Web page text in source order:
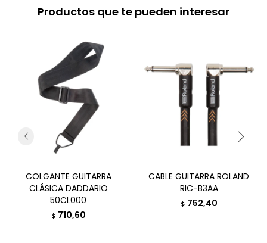
Productos que te pueden interesar
COLGANTE GUITARRA
CLÁSICA DADDARIO
50CL000
$ 710,60
CABLE GUITARRA ROLAND
RIC-B3AA
$ 752,40